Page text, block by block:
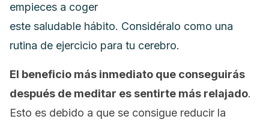
empieces a coger
este saludable hábito. Considéralo como una
rutina de ejercicio para tu cerebro.
El beneficio más inmediato que conseguirás
después de meditar es sentirte más relajado.
Esto es debido a que se consigue reducir la